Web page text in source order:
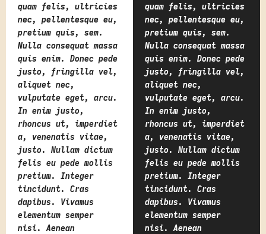
quam felis, ultricies
nec, pellentesque eu,
pretium quis, sem.
Nulla consequat massa
quis enim. Donec pede
justo, fringilla vel,
aliquet nec,
vulputate eget, arcu.
In enim justo,
rhoncus ut, imperdiet
a, venenatis vitae,
justo. Nullam dictum
felis eu pede mollis
pretium. Integer
tincidunt. Cras
dapibus. Vivamus
elementum semper
nisi. Aenean
quam felis, ultricies
nec, pellentesque eu,
pretium quis, sem.
Nulla consequat massa
quis enim. Donec pede
justo, fringilla vel,
aliquet nec,
vulputate eget, arcu.
In enim justo,
rhoncus ut, imperdiet
a, venenatis vitae,
justo. Nullam dictum
felis eu pede mollis
pretium. Integer
tincidunt. Cras
dapibus. Vivamus
elementum semper
nisi. Aenean